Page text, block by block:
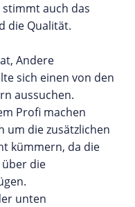
auch das
die Qualität.
Andere
sich einen von den
aussuchen.
Profi machen
um die zusätzlichen
kümmern, da die
die
unten